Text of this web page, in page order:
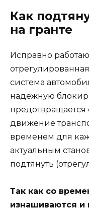
Как
на гранте
Исправно
система
надёжную
движение
временем для
актуальным
подтянуть
Так как со
изнашиваются